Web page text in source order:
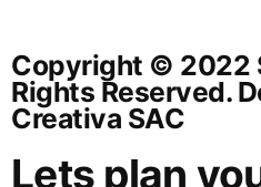
Copyright © 2022
Rights Reserved.
Creativa SAC
Lets plan